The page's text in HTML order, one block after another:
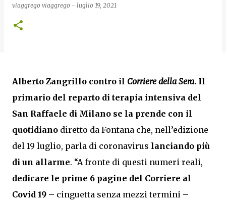
viaggrego viaggrego - luglio 19, 2021
Alberto Zangrillo contro il Corriere della Sera. Il
primario del reparto di terapia intensiva del
San Raffaele di Milano se la prende con il
quotidiano diretto da Fontana che, nell’edizione
del 19 luglio, parla di coronavirus lanciando più
di un allarme. “A fronte di questi numeri reali,
dedicare le prime 6 pagine del Corriere al
Covid 19 – cinguetta senza mezzi termini –